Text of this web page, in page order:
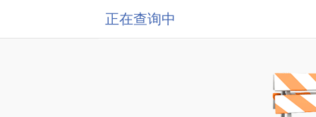
正在查询中